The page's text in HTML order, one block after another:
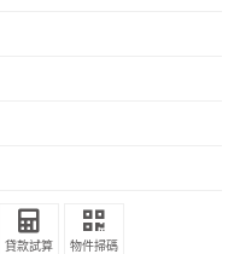
貸款試算 物件掃碼